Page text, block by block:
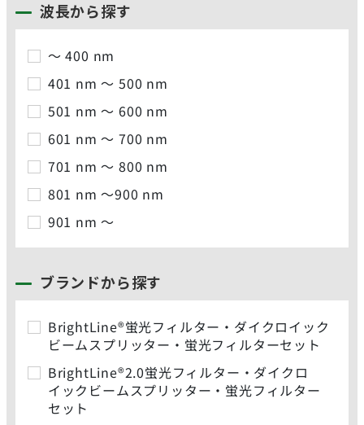
波長から探す
～ 400 nm
401 nm ～ 500 nm
501 nm ～ 600 nm
601 nm ～ 700 nm
701 nm ～ 800 nm
801 nm ～900 nm
901 nm ～
ブランドから探す
BrightLine®蛍光フィルター・ダイクロイック
ビームスプリッター・蛍光フィルターセット
BrightLine®2.0蛍光フィルター・ダイクロ
イックビームスプリッター・蛍光フィルター
セット